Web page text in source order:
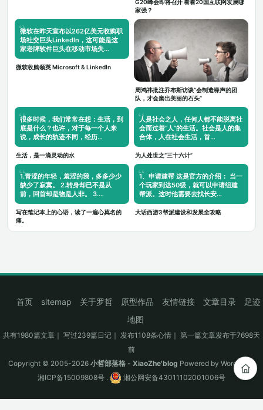
G20峰会即将召开 看看20国互联网发展哪
家强？
微软在昨天宣布以262亿美元收购职
场社交巨头LinkedIn，这可能是这
家老牌软件巨头在移动市场失…
微软收购领英 Microsoft & LinkedIn
周鸿祎批注乔布斯访谈“会制造噪声的团
队，才会磨出美丽的石头”
很多时候，我们常常在想：生活，到
底是什么？也许，对于每一个人来
说，成长的轨迹不同，经历…
生活，是一滴灵动的水
人是社会之人，任何人都不能脱离社
会而过着“人”的生活。社会是人的集
合体，人在社会生活，首…
为人处世之“三十六计”
1.青涩的年轻，羞涩的我，多多少少
缺少了寂寞。 2.转身却已不是从
前，回首却是物是人非。 3.…
写在笔记本上的心语，读了一遍心莫名的
痛。
1、申请建帮 这是官方的介绍： 当一
个玩家到达50级，就可以申请组建
帮派。这时他需要去找长安…
大话西游3帮派建设和发展全攻略
首页 sitemap 关于罗哲 原型作品 友情链接 文章目录
足迹
地图
共有1980篇文章｜ 写过239篇日记｜ 发布1108条心情｜ 第一篇文章发布于7698天
前
Copyright © 2005-2026 小哲部落格 - XiaoZhe'blog Powered by WordPress
湘ICP备15009808号 . 湘公网安备43011102001006号